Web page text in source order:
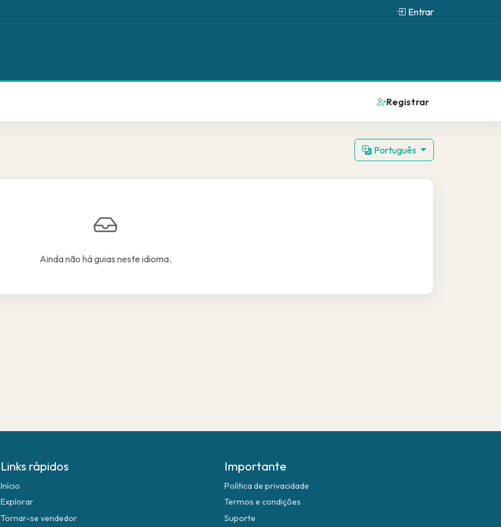
Entrar
Registrar
Português
Ainda não há guias neste idioma.
Links rápidos
Início
Explorar
Tornar-se vendedor
Importante
Política de privacidade
Termos e condições
Suporte